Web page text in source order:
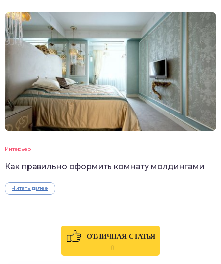
Интерьер
Как правильно оформить комнату молдингами
Читать далее
ОТЛИЧНАЯ СТАТЬЯ
0